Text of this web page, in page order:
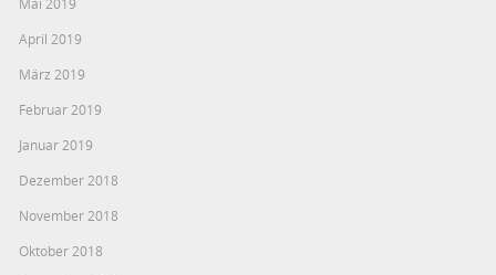
April 2019
März 2019
Februar 2019
Januar 2019
Dezember 2018
November 2018
Oktober 2018